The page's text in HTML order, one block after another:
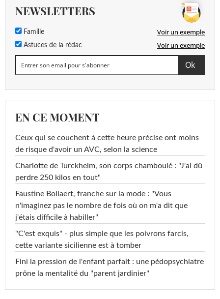
NEWSLETTERS
Famille Voir un exemple
Astuces de la rédac Voir un exemple
EN CE MOMENT
Ceux qui se couchent à cette heure précise ont moins
de risque d'avoir un AVC, selon la science
Charlotte de Turckheim, son corps chamboulé : "J'ai dû
perdre 250 kilos en tout"
Faustine Bollaert, franche sur la mode : "Vous
n'imaginez pas le nombre de fois où on m'a dit que
j'étais difficile à habiller"
"C'est exquis" - plus simple que les poivrons farcis,
cette variante sicilienne est à tomber
Fini la pression de l'enfant parfait : une pédopsychiatre
prône la mentalité du "parent jardinier"